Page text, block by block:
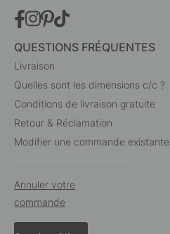
QUESTIONS FRÉQUENTES
Livraison
Quelles sont les dimensions c/c ?
Conditions de livraison gratuite
Retour & Réclamation
Modifier une commande existante
Annuler votre
commande